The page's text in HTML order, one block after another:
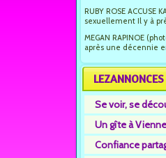
RUBY ROSE ACCUSE
sexuellement Il y à
MEGAN RAPINOE
après une décennie
Se voir, se
Un gîte à
Confiance